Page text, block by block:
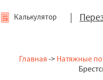
|
Калькулятор
Главная -> Натяжные